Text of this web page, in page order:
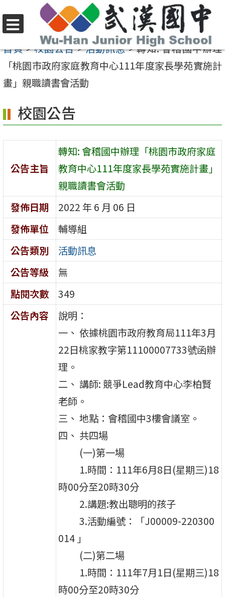
至
內
區
選
單
首頁>校園公告>活動訊息>轉知: 會稽國中辦理
「桃園市政府家庭教育中心111年度家長學苑實施計
畫」親職讀書會活動
校園公告
公告主旨
轉知: 會稽國中辦理「桃園市政府家庭
教育中心111年度家長學苑實施計畫」
親職讀書會活動
發佈日期
2022 年 6 月 06 日
發佈單位
輔導組
公告類別
活動訊息
公告等級
無
點閱次數
349
公告內容
說明：
一、 依據桃園市政府教育局111年3月
22日桃家教字第11100007733號函辦
理。
二、 講師: 競爭Lead教育中心李柏賢
老師。
三、 地點：會稽國中3樓會議室。
四、 共四場
(一)第一場
1.時間：111年6月8日(星期三)18
時00分至20時30分
2.講題:教出聰明的孩子
3.活動編號：「J00009-220300
014 」
(二)第二場
1.時間：111年7月1日(星期三)18
時00分至20時30分